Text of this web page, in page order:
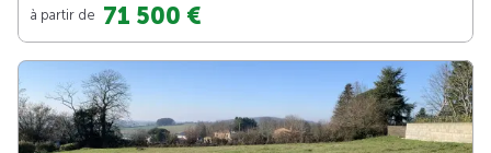
à partir de 71 500 €